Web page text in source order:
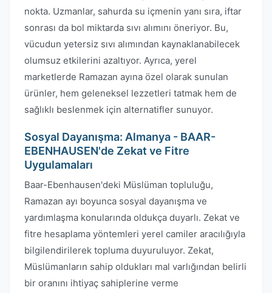
nokta. Uzmanlar, sahurda su içmenin yanı sıra, iftar
sonrası da bol miktarda sıvı alımını öneriyor. Bu,
vücudun yetersiz sıvı alımından kaynaklanabilecek
olumsuz etkilerini azaltıyor. Ayrıca, yerel
marketlerde Ramazan ayına özel olarak sunulan
ürünler, hem geleneksel lezzetleri tatmak hem de
sağlıklı beslenmek için alternatifler sunuyor.
Sosyal Dayanışma: Almanya - BAAR-
EBENHAUSEN'de Zekat ve Fitre
Uygulamaları
Baar-Ebenhausen'deki Müslüman topluluğu,
Ramazan ayı boyunca sosyal dayanışma ve
yardımlaşma konularında oldukça duyarlı. Zekat ve
fitre hesaplama yöntemleri yerel camiler aracılığıyla
bilgilendirilerek topluma duyuruluyor. Zekat,
Müslümanların sahip oldukları mal varlığından belirli
bir oranını ihtiyaç sahiplerine verme